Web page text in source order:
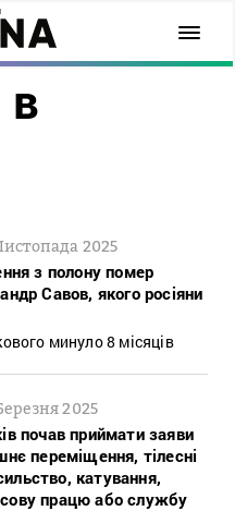
в
2025
з полону помер
Савов, якого росіяни
минуло 8 місяців
2025
почав приймати заяви
переміщення, тілесні
катування,
працю або службу